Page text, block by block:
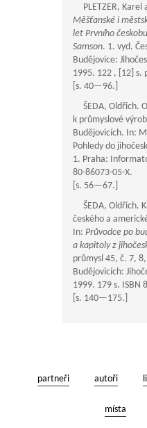
PLETZER, Karel
Měšťanské i
let Prvního
Samson. 1. vyd.
Budějovice:
1995. 122 , [12] s.
[s. 40—96.]
ŠEDA, Oldřich.
k průmyslové
Budějovicích. In:
Pohledy do
1. Praha:
80-86073-05-X.
[s. 56—67.]
ŠEDA, Oldřich.
českého a
In: Průvodce po
a kapitoly z
průmysl 45, č. 7,
Budějovicích:
1999. 179 s. ISBN
[s. 140—175.]
partneři autoři
místa